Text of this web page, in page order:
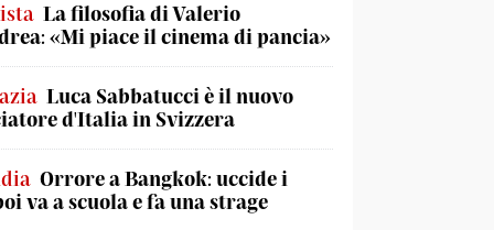
La filosofia di Valerio
«Mi piace il cinema di pancia»
Luca Sabbatucci è il nuovo
d'Italia in Svizzera
Orrore a Bangkok: uccide i
va a scuola e fa una strage